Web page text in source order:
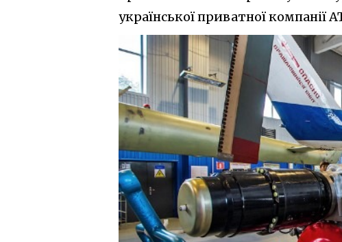
української приватної компанії